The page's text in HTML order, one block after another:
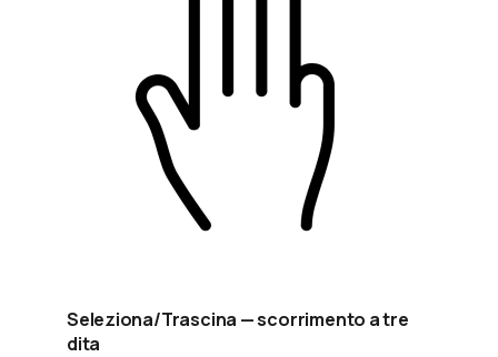
Seleziona/Trascina — scorrimento a tre
dita